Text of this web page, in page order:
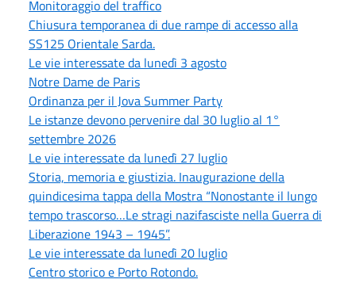
Monitoraggio del traffico
Chiusura temporanea di due rampe di accesso alla
SS125 Orientale Sarda.
Le vie interessate da lunedì 3 agosto
Notre Dame de Paris
Ordinanza per il Jova Summer Party
Le istanze devono pervenire dal 30 luglio al 1°
settembre 2026
Le vie interessate da lunedì 27 luglio
Storia, memoria e giustizia. Inaugurazione della
quindicesima tappa della Mostra “Nonostante il lungo
tempo trascorso…Le stragi nazifasciste nella Guerra di
Liberazione 1943 – 1945”.
Le vie interessate da lunedì 20 luglio
Centro storico e Porto Rotondo.